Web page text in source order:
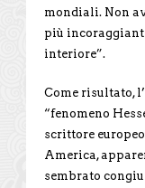
mondiali. Non
più
interiore”.
Come risultato,
“fenomeno
scrittore
America,
sembrato